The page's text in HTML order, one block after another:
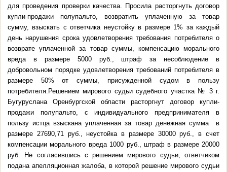
для проведения проверки качества. Просила расторгнуть договор
купли-продажи полупальто, возвратить уплаченную за товар
сумму, взыскать с ответчика неустойку в размере 1% за каждый
день нарушения срока удовлетворения требования потребителя о
возврате уплаченной за товар суммы, компенсацию морального
вреда в размере 5000 руб., штраф за несоблюдение в
добровольном порядке удовлетворения требований потребителя в
размере 50% от суммы, присужденной судом в пользу
потребителя.Решением мирового судьи судебного участка № 3 г.
Бугуруслана Оренбургской области расторгнут договор купли-
продажи полупальто, с индивидуального предпринимателя в
пользу истца взыскана уплаченная за товар денежная сумма в
размере 27690,71 руб., неустойка в размере 30000 руб., в счет
компенсации морального вреда 1000 руб., штраф в размере 20000
руб. Не согласившись с решением мирового судьи, ответчиком
подана апелляционная жалоба, в которой решение мирового судьи